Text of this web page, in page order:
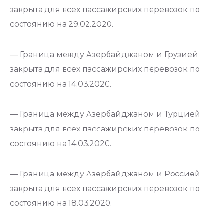
закрыта для всех пассажирских перевозок по
состоянию на 29.02.2020.
— Граница между Азербайджаном и Грузией
закрыта для всех пассажирских перевозок по
состоянию на 14.03.2020.
— Граница между Азербайджаном и Турцией
закрыта для всех пассажирских перевозок по
состоянию на 14.03.2020.
— Граница между Азербайджаном и Россией
закрыта для всех пассажирских перевозок по
состоянию на 18.03.2020.